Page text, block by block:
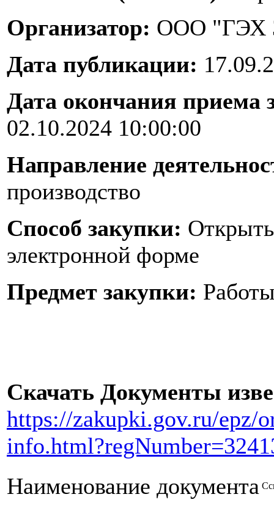
Организатор: ООО "ГЭХ
Дата публикации:
Дата окончания приема
02.10.2024 10:00:00
Направление
производство
Способ закупки:
электронной форме
Предмет закупки:
Скачать Документы
https://zakupki.gov.ru/epz/
Наименование документа